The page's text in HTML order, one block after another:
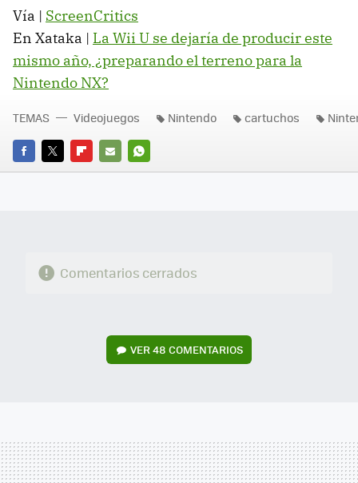
Vía | ScreenCritics
En Xataka | La Wii U se dejaría de producir este
mismo año, ¿preparando el terreno para la
Nintendo NX?
FACEBOOK
TWITTERFLIPBOARD
E-
WHATSAPP
TEMAS Videojuegos Nintendo cartuchos
Comentarios cerrados
VER48 COMENTARIOS